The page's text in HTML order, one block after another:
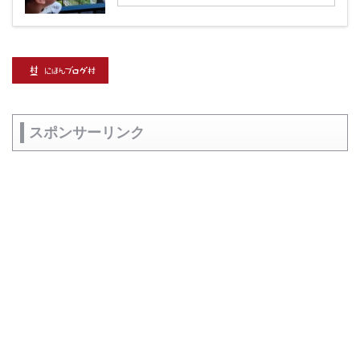
スポンサーリンク